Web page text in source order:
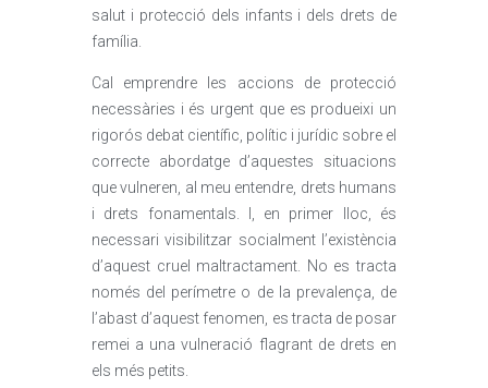
salut i protecció dels infants i dels drets de
família.
Cal emprendre les accions de protecció
necessàries i és urgent que es produeixi un
rigorós debat científic, polític i jurídic sobre el
correcte abordatge d’aquestes situacions
que vulneren, al meu entendre, drets humans
i drets fonamentals. I, en primer lloc, és
necessari visibilitzar socialment l’existència
d’aquest cruel maltractament. No es tracta
només del perímetre o de la prevalença, de
l’abast d’aquest fenomen, es tracta de posar
remei a una vulneració flagrant de drets en
els més petits.